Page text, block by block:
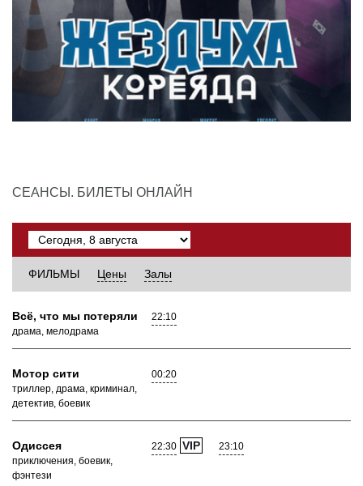
СЕАНСЫ. БИЛЕТЫ ОНЛАЙН
ФИЛЬМЫ Цены Залы
Всё, что мы потеряли
драма, мелодрама
22:10
Мотор сити
триллер, драма, криминал,
детектив, боевик
00:20
Одиссея
приключения, боевик,
фэнтези
22:30 VIP 23:10